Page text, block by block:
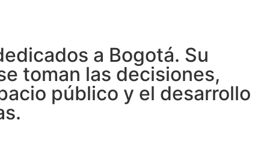
a Bogotá. Su
toman las decisiones,
público y el desarrollo